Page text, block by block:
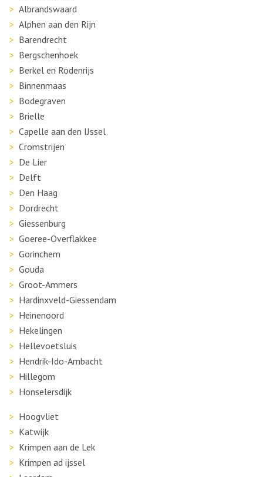
Albrandswaard
Alphen aan den Rijn
Barendrecht
Bergschenhoek
Berkel en Rodenrijs
Binnenmaas
Bodegraven
Brielle
Capelle aan den IJssel
Cromstrijen
De Lier
Delft
Den Haag
Dordrecht
Giessenburg
Goeree-Overflakkee
Gorinchem
Gouda
Groot-Ammers
Hardinxveld-Giessendam
Heinenoord
Hekelingen
Hellevoetsluis
Hendrik-Ido-Ambacht
Hillegom
Honselersdijk
Hoogvliet
Katwijk
Krimpen aan de Lek
Krimpen ad ijssel